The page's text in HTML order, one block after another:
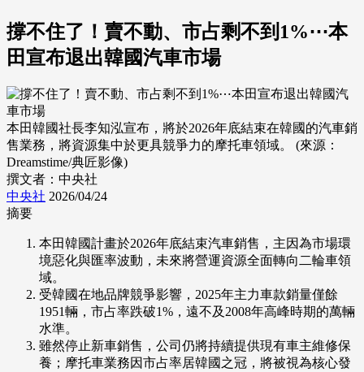
撐不住了！賣不動、市占剩不到1%⋯本
田宣布退出韓國汽車市場
本田韓國社長李知泓宣布，將於2026年底結束在韓國的汽車銷
售業務，將資源集中於更具競爭力的摩托車領域。 (來源：
Dreamstime/典匠影像)
撰文者：中央社
中央社 2026/04/24
摘要
本田韓國計畫於2026年底結束汽車銷售，主因為市場環
境惡化與匯率波動，未來將營運資源全面轉向二輪車領
域。
受韓國在地品牌競爭影響，2025年主力車款銷量僅餘
1951輛，市占率跌破1%，遠不及2008年高峰時期的萬輛
水準。
雖然停止新車銷售，公司仍將持續提供現有車主維修保
養；摩托車業務因市占率居韓國之冠，將被視為核心發